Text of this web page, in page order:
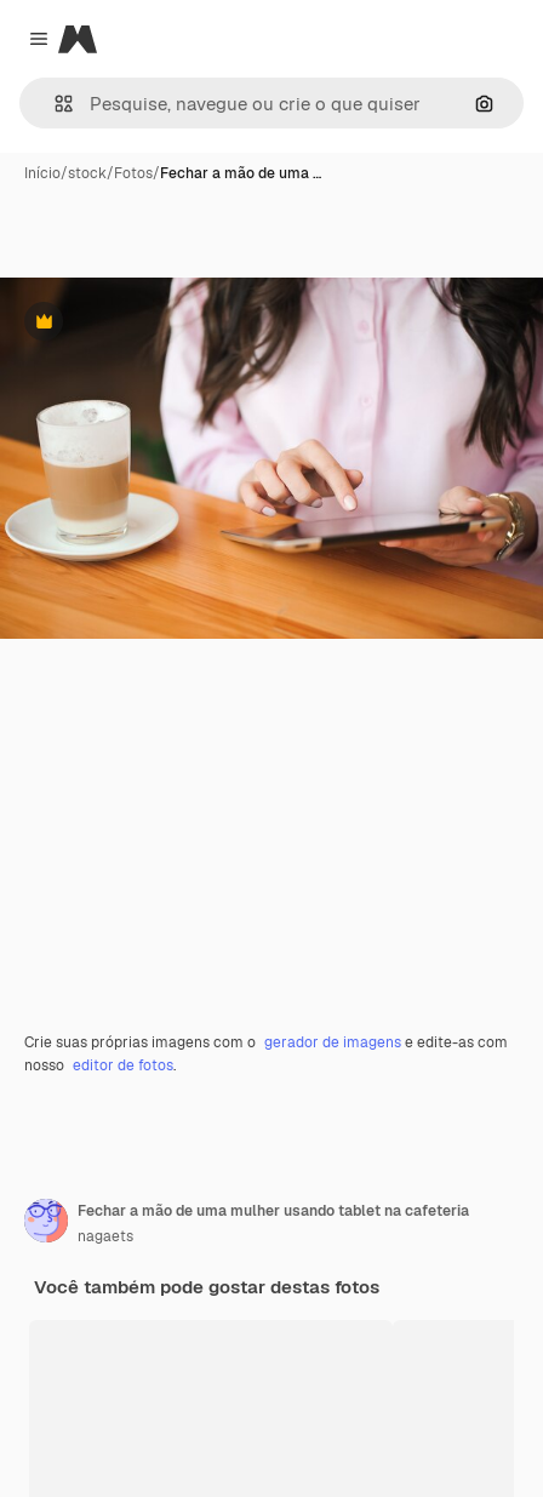
Close menu
Magnific
Início/stock/Fotos/Fechar a mão de uma …
Premium
Crie suas próprias imagens com o gerador de imagense edite-as com
nosso editor de fotos.
Fechar a mão de uma mulher usando tablet na cafeteria
nagaets
Você também pode gostar destas fotos